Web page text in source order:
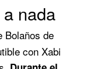
nada
Bolaños de
con Xabi